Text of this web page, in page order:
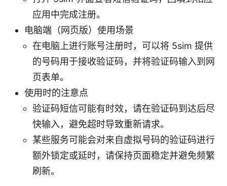
应用中完成注册。
电脑端（网页版）使用场景
在电脑上进行账号注册时，可以将 5sim 提供
的号码用于接收验证码，并将验证码输入到网
页表单。
使用时的注意点
验证码短信可能有时效，请在验证码到达后尽
快输入，避免超时导致重新请求。
某些服务可能会对来自虚拟号码的验证码进行
额外锁定或延时，请保持页面稳定并避免频繁
刷新。